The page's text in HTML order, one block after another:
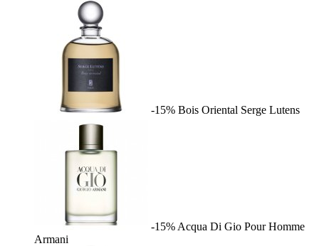
-15% Bois Oriental Serge Lutens
-15% Acqua Di Gio Pour Homme
Armani